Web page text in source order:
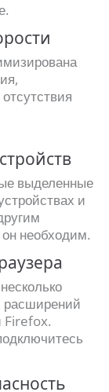
выделенные
и
необходим.
Firefox.